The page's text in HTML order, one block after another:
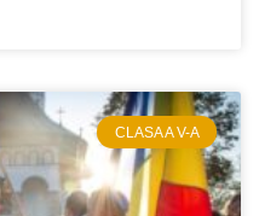
CLASA A V-A